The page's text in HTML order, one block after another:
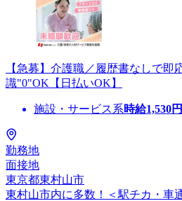
【急募】介護職／履歴書なしで即
識"0"OK【日払いOK】
施設・サービス系時給1,530
勤務地
面接地
東京都東村山市
東村山市内に多数！＜駅チカ・車